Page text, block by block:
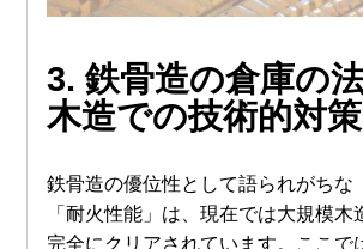
3.鉄骨造の倉庫の
木造での技術的対策
鉄骨造の優位性として語られがちな
「耐火性能」は、現在では大規模木
完全にクリアされています。ここで